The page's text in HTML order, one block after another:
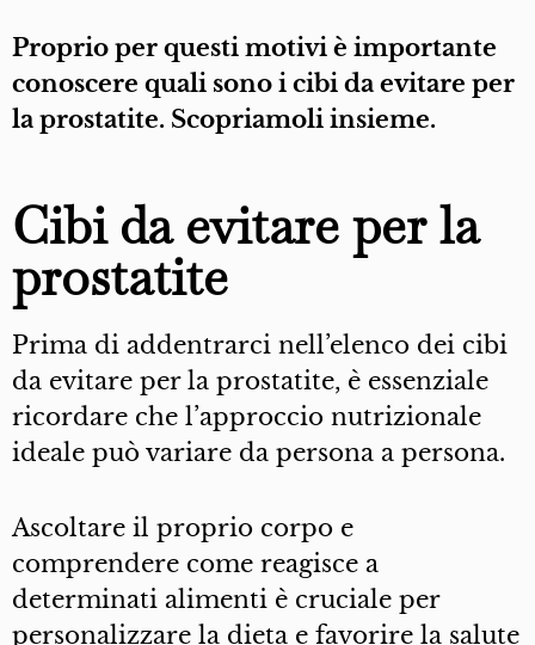
Proprio per questi motivi è importante
conoscere quali sono i cibi da evitare per
la prostatite. Scopriamoli insieme.
Cibi da evitare per la
prostatite
Prima di addentrarci nell’elenco dei cibi
da evitare per la prostatite, è essenziale
ricordare che l’approccio nutrizionale
ideale può variare da persona a persona.
Ascoltare il proprio corpo e
comprendere come reagisce a
determinati alimenti è cruciale per
personalizzare la dieta e favorire la salute